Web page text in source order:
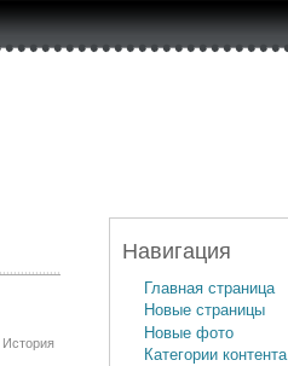
История
Навигация
Главная страница
Новые страницы
Новые фото
Категории контента